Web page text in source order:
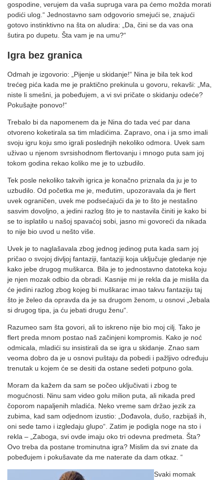
gospodine, verujem da vaša supruga vara pa ćemo možda morati
podići ulog.“ Jednostavno sam odgovorio smejući se, znajući
gotovo instinktivno na šta on aludira: „Da, čini se da vas ona
šutira po dupetu. Šta vam je na umu?“
Igra bez granica
Odmah je izgovorio: „Pijenje u skidanje!“ Nina je bila tek kod
trećeg pića kada me je praktično prekinula u govoru, rekavši: „Ma,
niste li smešni, ja pobeđujem, a vi svi pričate o skidanju odeće?
Pokušajte ponovo!“
Trebalo bi da napomenem da je Nina do tada već par dana
otvoreno koketirala sa tim mladićima. Zapravo, ona i ja smo imali
svoju igru koju smo igrali poslednjih nekoliko odmora. Uvek sam
uživao u njenom svrsishodnom flertovanju i mnogo puta sam joj
tokom godina rekao koliko me je to uzbudilo.
Tek posle nekoliko takvih igrica je konačno priznala da ju je to
uzbudilo. Od početka me je, međutim, upozoravala da je flert
uvek ograničen, uvek me podsećajući da je to što je nestašno
sasvim dovoljno, a jedini razlog što je to nastavila činiti je kako bi
se to isplatilo u našoj spavaćoj sobi, jasno mi govoreći da nikada
to nije bio uvod u nešto više.
Uvek je to naglašavala zbog jednog jedinog puta kada sam joj
pričao o svojoj divljoj fantaziji, fantaziji koja uključuje gledanje nje
kako jebe drugog muškarca. Bila je to jednostavno datoteka koju
je njen mozak odbio da obradi. Kasnije mi je rekla da je mislila da
će jedini razlog zbog kojeg bi muškarac imao takvu fantaziju taj
što je želeo da opravda da je sa drugom ženom, u osnovi „Jebala
si drugog tipa, ja ću jebati drugu ženu“.
Razumeo sam šta govori, ali to iskreno nije bio moj cilj. Tako je
flert preda mnom postao naš začinjeni kompromis. Kako je noć
odmicala, mladići su insistirali da se igra u skidanje. Znao sam
veoma dobro da je u osnovi puštaju da pobedi i pažljivo određuju
trenutak u kojem će se desiti da ostane sedeti potpuno gola.
Moram da kažem da sam se počeo uključivati i zbog te
mogućnosti. Ninu sam video golu milion puta, ali nikada pred
čoporom napaljenih mladića. Neko vreme sam držao jezik za
zubima, kad sam odjednom izustio: „Dođavola, dušo, razbijaš ih,
oni sede tamo i izgledaju glupo“. Zatim je podigla noge na sto i
rekla – „Zaboga, svi ovde imaju oko tri odevna predmeta. Šta?
Ovo treba da postane trominutna igra? Mislim da svi znate da
pobeđujem i pokušavate da me naterate da dam otkaz. “
Svaki momak